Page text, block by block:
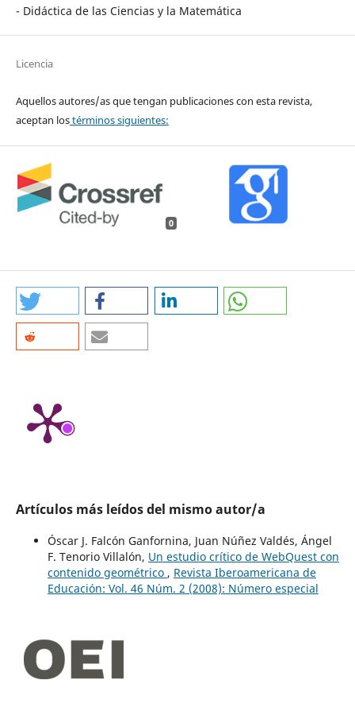
- Didáctica de las Ciencias y la Matemática
Licencia
Aquellos autores/as que tengan publicaciones con esta revista,
aceptan lostérminos siguientes:
0
Artículos más leídos del mismo autor/a
Óscar J. Falcón Ganfornina, Juan Núñez Valdés, Ángel
F. Tenorio Villalón, Un estudio crítico de WebQuest con
contenido geométrico , Revista Iberoamericana de
Educación: Vol. 46 Núm. 2 (2008): Número especial